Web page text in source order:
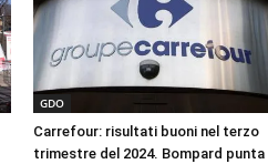
GDO
Carrefour: risultati buoni nel terzo
trimestre del 2024. Bompard punta